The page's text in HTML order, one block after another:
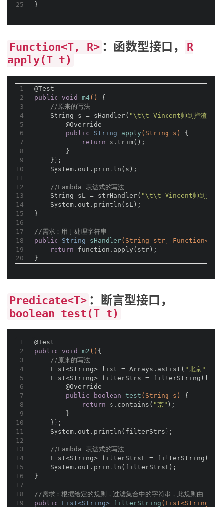
25
}
Function<T, R> ：函数型接口，
R
apply(T t)
1
2
3
4
5
6
7
8
9
10
11
12
13
14
15
16
17
18
19
20
@Test
public void m4()
{
//原来的写法
    String s = sHandler(
"\t\t Vincent帅到掉渣
@Override
public String apply (String s)
{
return s.trim();
        }
    });
    System.out.println(s);
//Lambda 表达式的写法
    String sL = strHandler(
"\t\t Vincent帅到掉
    System.out.println(sL);
}
//需求：用于处理字符串
public String sHandler(String str,
return function.apply(str);
}
Predicate<T> ：断言型接口，
boolean test(T t)
1
2
3
4
5
6
7
8
9
10
11
12
13
14
15
16
17
18
19
@Test
public void m2 () {
//原来的写法
    List<String> list = Arrays.asList(
"北京"
List<String> filterStrs =
@Override
public
boolean test (String s)
{
return s.contains( "京" );
        }
    });
    System.out.println(filterStrs);
//Lambda 表达式的写法
List<String> filterStrsL =
    System.out.println(filterStrsL);
}
//需求：根据给定的规则，过滤集合中的字符串，此规则由
public List<String> filterString (List<String>